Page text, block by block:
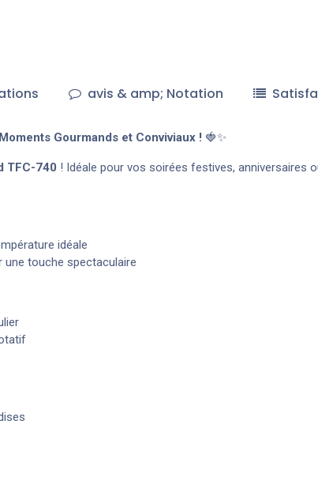
avis & amp; Notation
Gourmands et Conviviaux ! 🍓✨
TFC-740 ! Idéale pour vos soirées festives, anniversaires
idéale
touche spectaculaire